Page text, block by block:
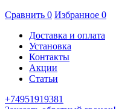
Сравнить 0 Избранное 0
Доставка и оплата
Установка
Контакты
Акции
Статьи
+74951919381